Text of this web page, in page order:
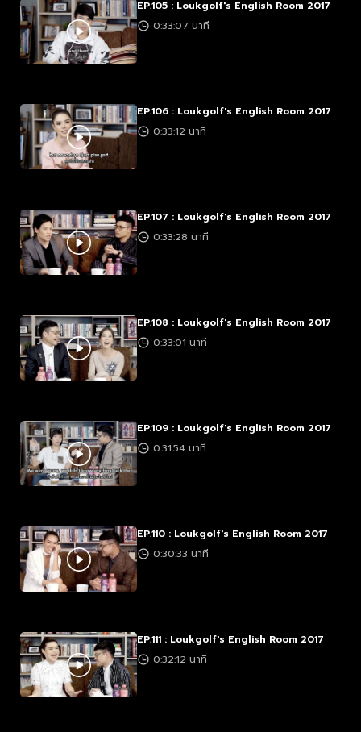
EP.105 : Loukgolf's English Room 2017
0:33:07 นาที
EP.106 : Loukgolf's English Room 2017
0:33:12 นาที
EP.107 : Loukgolf's English Room 2017
0:33:28 นาที
EP.108 : Loukgolf's English Room 2017
0:33:01 นาที
EP.109 : Loukgolf's English Room 2017
0:31:54 นาที
EP.110 : Loukgolf's English Room 2017
0:30:33 นาที
EP.111 : Loukgolf's English Room 2017
0:32:12 นาที